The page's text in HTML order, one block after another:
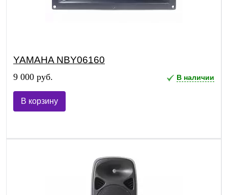
YAMAHA NBY06160
9 000 руб. В наличии
В корзину